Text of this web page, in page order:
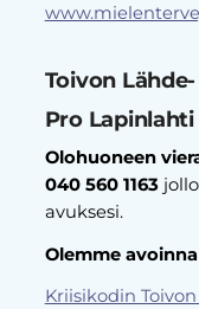
Toivon
Pro
Olohuoneen
040 560 1163
avuksesi.
Olemme
Kriisikodin